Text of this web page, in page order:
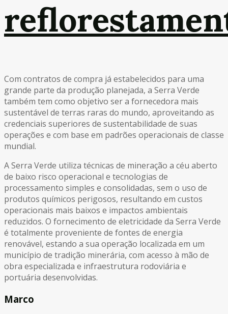
Com contratos de compra já estabelecidos para uma
grande parte da produção planejada, a Serra Verde
também tem como objetivo ser a fornecedora mais
sustentável de terras raras do mundo, aproveitando as
credenciais superiores de sustentabilidade de suas
operações e com base em padrões operacionais de classe
mundial.
A Serra Verde utiliza técnicas de mineração a céu aberto
de baixo risco operacional e tecnologias de
processamento simples e consolidadas, sem o uso de
produtos químicos perigosos, resultando em custos
operacionais mais baixos e impactos ambientais
reduzidos. O fornecimento de eletricidade da Serra Verde
é totalmente proveniente de fontes de energia
renovável, estando a sua operação localizada em um
município de tradição minerária, com acesso à mão de
obra especializada e infraestrutura rodoviária e
portuária desenvolvidas.
Marco